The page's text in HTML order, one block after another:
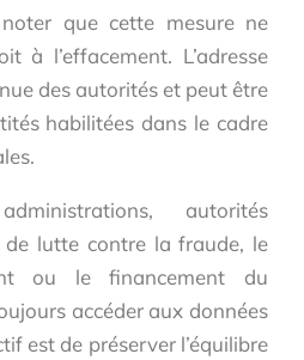
que cette mesure ne
à l’effacement. L’adresse
des autorités et peut être
habilitées dans le cadre
autorités
de lutte contre la fraude, le
ou le financement du
accéder aux données
est de préserver l’équilibre